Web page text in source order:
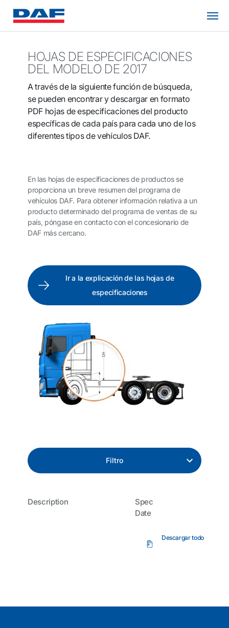
HOJAS DE ESPECIFICACIONES
DEL MODELO DE 2017
A través de la siguiente función de búsqueda,
se pueden encontrar y descargar en formato
PDF hojas de especificaciones del producto
específicas de cada país para cada uno de los
diferentes tipos de vehículos DAF.
En las hojas de especificaciones de productos se
proporciona un breve resumen del programa de
vehículos DAF. Para obtener información relativa a un
producto determinado del programa de ventas de su
país, póngase en contacto con el concesionario de
DAF más cercano.
Ir a la explicación de las hojas de
especificaciones
Filtro
Description
Spec
Date
Descargar todo